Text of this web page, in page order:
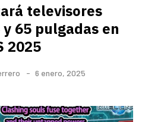
televisores
65 pulgadas en
2025
6 enero, 2025